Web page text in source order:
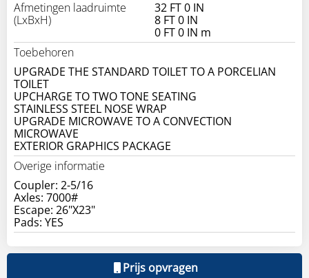
Afmetingen laadruimte
(LxBxH)
32 FT 0 IN
8 FT 0 IN
0 FT 0 IN m
Toebehoren
UPGRADE THE STANDARD TOILET TO A PORCELIAN
TOILET
UPCHARGE TO TWO TONE SEATING
STAINLESS STEEL NOSE WRAP
UPGRADE MICROWAVE TO A CONVECTION
MICROWAVE
EXTERIOR GRAPHICS PACKAGE
Overige informatie
Coupler: 2-5/16
Axles: 7000#
Escape: 26"X23"
Prijs opvragen